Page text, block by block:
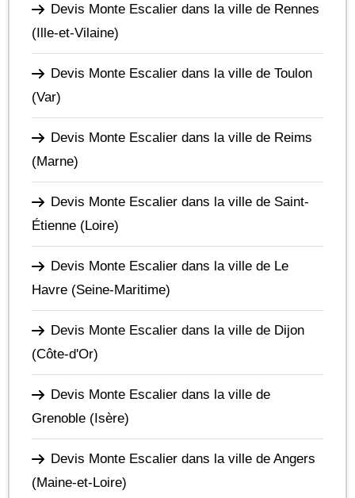
Devis Monte Escalier dans la ville de Rennes
(Ille-et-Vilaine)
Devis Monte Escalier dans la ville de Toulon
(Var)
Devis Monte Escalier dans la ville de Reims
(Marne)
Devis Monte Escalier dans la ville de Saint-
Étienne (Loire)
Devis Monte Escalier dans la ville de Le
Havre (Seine-Maritime)
Devis Monte Escalier dans la ville de Dijon
(Côte-d'Or)
Devis Monte Escalier dans la ville de
Grenoble (Isère)
Devis Monte Escalier dans la ville de Angers
(Maine-et-Loire)